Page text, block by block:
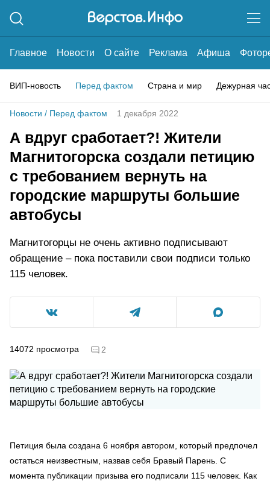
Главное Новости О сайте Реклама Афиша
ВИП-новость Перед фактом Страна и мир Дежурная
Новости / Перед фактом 1 декабря 2022
А вдруг сработает?! Жители
Магнитогорска создали петицию
с требованием вернуть на
городские маршруты большие
автобусы
Магнитогорцы не очень активно подписывают
обращение – пока поставили свои подписи только
115 человек.
14072 просмотра 2
Петиция была создана 6 ноября автором, который предпочел
остаться неизвестным, назвав себя Бравый Парень. С
момента публикации призыва его подписали 115 человек. Как